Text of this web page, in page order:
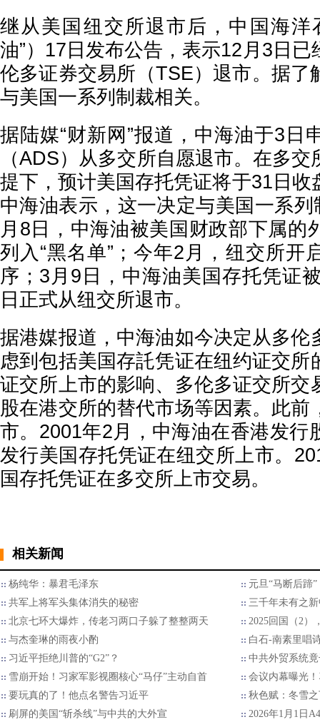
继从美国纽交所退市后，中国海洋
油”）17日发布公告，表示12月3日
伦多证券交易所（TSE）退市。据了
与美国一系列制裁相关。
据陆媒“财新网”报道，中海油于3日
（ADS）从多交所自愿退市。在多
提下，预计美国存托凭证将于31日收
中海油表示，这一决定与美国一系
月8日，中海油被美国财政部下属的
列入“黑名单”；今年2月，纽交所开
序；3月9日，中海油美国存托凭证
日正式从纽交所退市。
据港媒报道，中海油如今决定从多伦
虑到包括美国存託凭证在纽约证交所
证交所上市的影响、多伦多证交所交
股在港交所的替代市场等因素。此前
市。2001年2月，中海油在香港发行
发行美国存托凭证在纽交所上市。
国存托凭证在多交所上市交易。
相关新闻
杨纯华：暴君毛泽东
元旦“马断后蹄
共军上将军头集体消失的秘密
三千年未有之
北京七环大爆炸，传老习两口子躲了整整两天
2025回国（2）
与杰奎琳的雨夜小酌
白石-南素里唱
习近平拒绝川普的“G2”？
中共外贸系统
雪崩开始！习家军影视圈核心“马仔”主动自首
会议内幕曝光
要玩真的了！他点名警告习近平
秋色赋：冬雪
刷屏的美国“斩杀线”与中共的大外宣
2026年1月1日